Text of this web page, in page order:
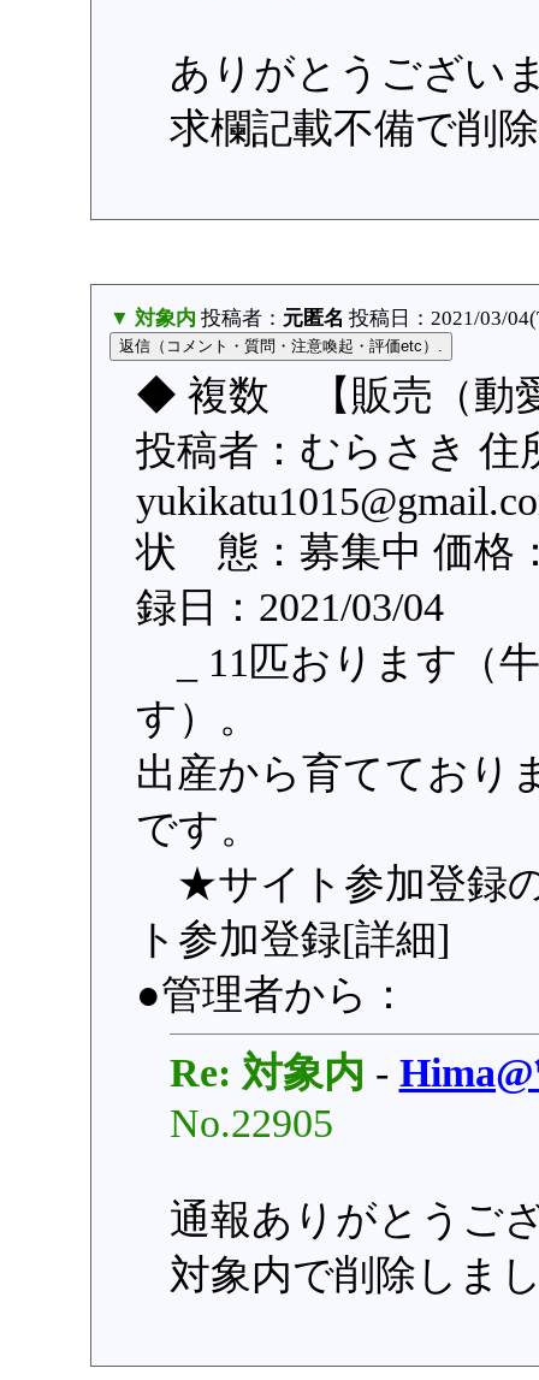
ありがとうござい
求欄記載不備で削
▼ 対象内 投稿者： 元匿名 投稿日：2021/03/
◆ 複数 【販売（動
投稿者：むらさき 住
状 態：募集中 価格
録日：2021/03/04
_ 11匹おります（
す）。
出産から育てており
です。
★サイト参加登録
ト参加登録[詳細]
●管理者から：
Re: 対象内 -
No.22905
通報ありがとうご
対象内で削除しま